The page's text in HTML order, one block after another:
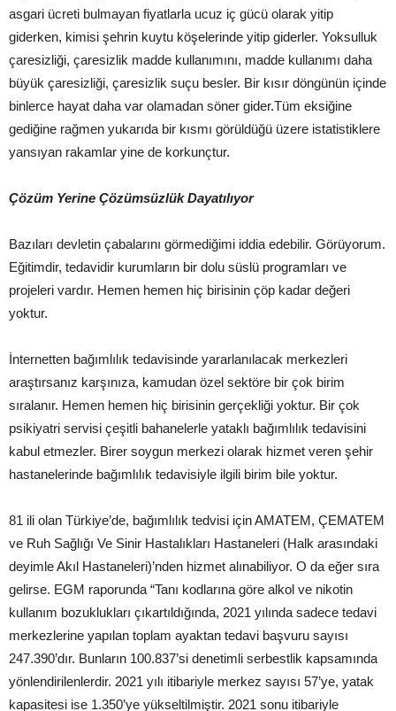
asgari ücreti bulmayan fiyatlarla ucuz iç gücü olarak yitip
giderken, kimisi şehrin kuytu köşelerinde yitip giderler. Yoksulluk
çaresizliği, çaresizlik madde kullanımını, madde kullanımı daha
büyük çaresizliği, çaresizlik suçu besler. Bir kısır döngünün içinde
binlerce hayat daha var olamadan söner gider.Tüm eksiğine
gediğine rağmen yukarıda bir kısmı görüldüğü üzere istatistiklere
yansıyan rakamlar yine de korkunçtur.
Çözüm Yerine Çözümsüzlük Dayatılıyor
Bazıları devletin çabalarını görmediğimi iddia edebilir. Görüyorum.
Eğitimdir, tedavidir kurumların bir dolu süslü programları ve
projeleri vardır. Hemen hemen hiç birisinin çöp kadar değeri
yoktur.
İnternetten bağımlılık tedavisinde yararlanılacak merkezleri
araştırsanız karşınıza, kamudan özel sektöre bir çok birim
sıralanır. Hemen hemen hiç birisinin gerçekliği yoktur. Bir çok
psikiyatri servisi çeşitli bahanelerle yataklı bağımlılık tedavisini
kabul etmezler. Birer soygun merkezi olarak hizmet veren şehir
hastanelerinde bağımlılık tedavisiyle ilgili birim bile yoktur.
81 ili olan Türkiye’de, bağımlılık tedvisi için AMATEM, ÇEMATEM
ve Ruh Sağlığı Ve Sinir Hastalıkları Hastaneleri (Halk arasındaki
deyimle Akıl Hastaneleri)’nden hizmet alınabiliyor. O da eğer sıra
gelirse. EGM raporunda “Tanı kodlarına göre alkol ve nikotin
kullanım bozuklukları çıkartıldığında, 2021 yılında sadece tedavi
merkezlerine yapılan toplam ayaktan tedavi başvuru sayısı
247.390’dır. Bunların 100.837’si denetimli serbestlik kapsamında
yönlendirilenlerdir. 2021 yılı itibariyle merkez sayısı 57’ye, yatak
kapasitesi ise 1.350’ye yükseltilmiştir. 2021 sonu itibariyle